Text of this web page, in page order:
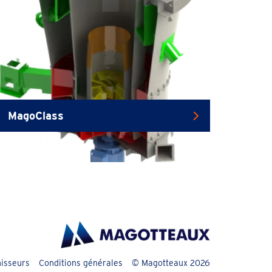
MagoClass
Conditions générales © Magotteaux 2026